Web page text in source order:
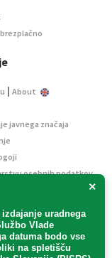
×
izdajanje uradnega
Vlade
datuma bodo vse
na spletišču
| About
javnega značaja
osebnih podatkov